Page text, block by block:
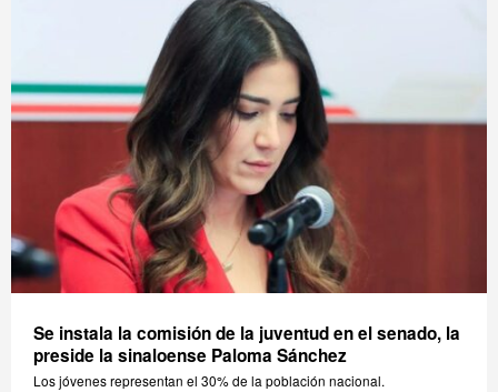
Se instala la comisión de la juventud en el senado, la
preside la sinaloense Paloma Sánchez
Los jóvenes representan el 30% de la población nacional.